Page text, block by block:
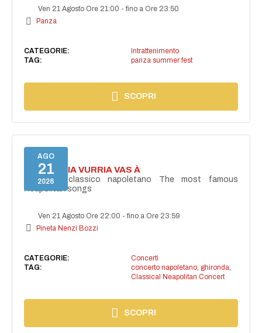
Ven 21 Agosto Ore 21:00 -fino a Ore 23:50
Panza
CATEGORIE:
Intrattenimento
TAG:
panza summer fest
SCOPRI
AGO
21
2026
I'TE VURRIA VURRIA VAS À
Concerto classico napoletano The most famous
Neapolitan songs
Ven 21 Agosto Ore 22:00 -fino a Ore 23:59
Pineta Nenzi Bozzi
CATEGORIE:
Concerti
TAG:
concerto napoletano, ghironda
Classical Neapolitan Concert
SCOPRI